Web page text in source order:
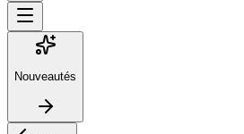
Nouveautés